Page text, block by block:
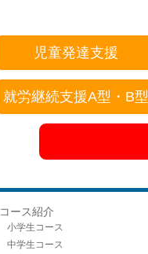
児童発達支援
就労継続支援A型・B型
コース紹介
小学生コース
中学生コース